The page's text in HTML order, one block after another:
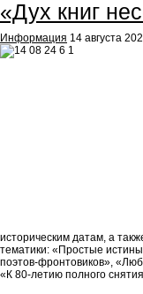
«Дух книг
Информация 14 августа
историческим датам, а
тематики: «Простые
поэтов-фронтовиков»,
«К 80-летию полного